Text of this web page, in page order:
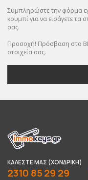
Συμπληρώστε την φόρμα
κουμπί για να εισάγετε τα
σας.
Προσοχή! Πρόσβαση στο
στοιχεία σας.
ΚΑΛΈΣΤΕ ΜΑΣ (ΧΟΝΔΡΙΚΉ)
2310 85 29 29